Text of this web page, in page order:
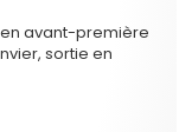
avant-première
sortie en